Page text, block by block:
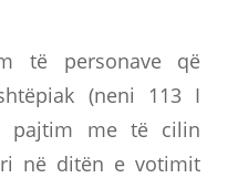
të personave që
(neni 113 I
pajtim me të cilin
në ditën e votimit